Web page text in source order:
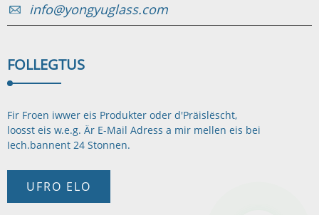
info@yongyuglass.com
FOLLEGTUS
Fir Froen iwwer eis Produkter oder d'Präislëscht,
loosst eis w.e.g. Är E-Mail Adress a mir mellen eis bei
Iech.bannent 24 Stonnen.
UFRO ELO